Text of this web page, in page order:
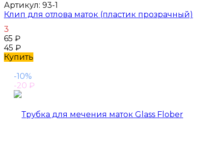
Артикул: 93-1
Клип для отлова маток (пластик прозрачный)
3
65 ₽
45 ₽
Купить
-10%
-20 ₽